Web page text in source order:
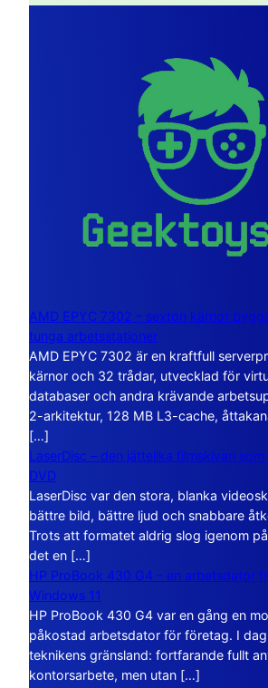
AMD EPYC 7302 – sexton kärnor
tunga arbetsstationer
AMD EPYC 7302 är en kraftfull
kärnor och 32 trådar, utvecklad för
databaser och andra krävande
2-arkitektur, 128 MB L3-cache,
[…]
LaserDisc – den jättelika filmskivan
DVD
LaserDisc var den stora, blanka
bättre bild, bättre ljud och snabbare
Trots att formatet aldrig slog igenom
det en […]
HP ProBook 430 G4 – en arbetsdator
Windows 11
HP ProBook 430 G4 var en gång en
påkostad arbetsdator för företag. I
teknikens gränsland: fortfarande fullt
kontorsarbete, men utan […]